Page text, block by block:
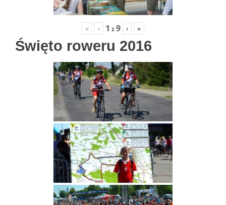
« ‹ 1 z9 › »
Święto roweru 2016